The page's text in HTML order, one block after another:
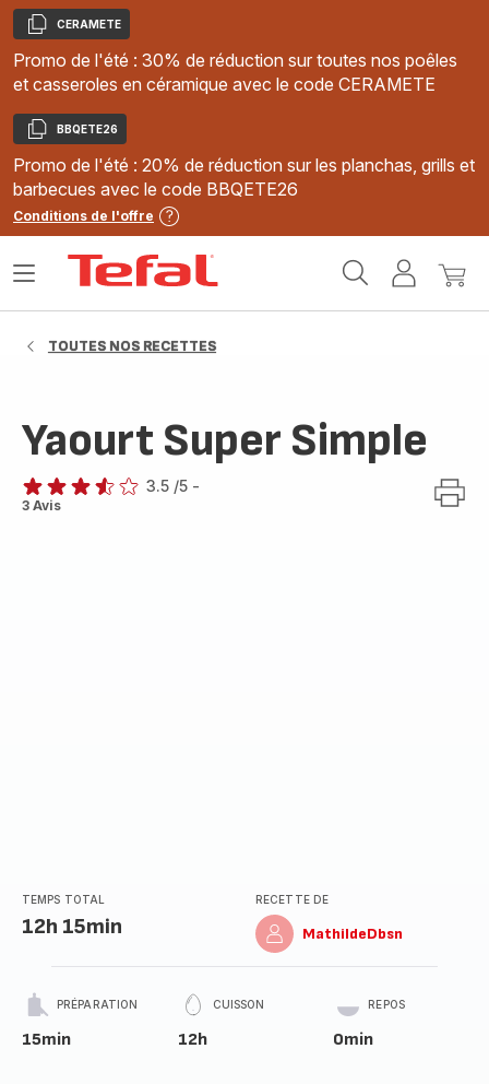
Copier
CERAMETE
Promo de l'été : 30% de réduction sur toutes nos poêles
et casseroles en céramique avec le code CERAMETE
Copier
BBQETE26
Promo de l'été : 20% de réduction sur les planchas, grills et
barbecues avec le code BBQETE26
Conditions de l'offre
MonMon
Ouvrir
TOUTES NOS RECETTES
Yaourt Super Simple
ratings.3.5
3.5 /5 -
3 Avis
TEMPS TOTAL
12h 15min
RECETTE DE
MathildeDbsn
PRÉPARATION
15min
CUISSON
12h
REPOS
0min